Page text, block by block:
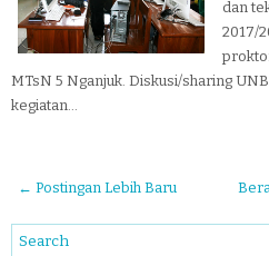
dan
2017/
MTsN 5 Nganjuk. Diskusi/sharing
kegiatan...
← Postingan Lebih Baru